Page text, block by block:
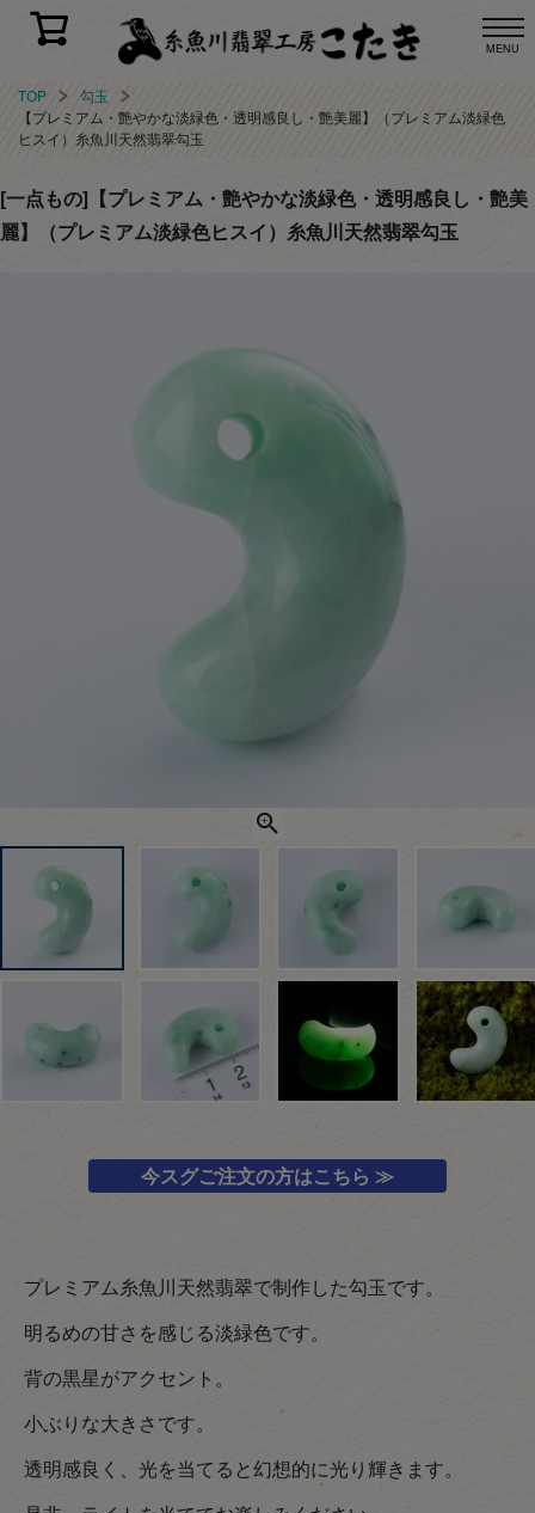
MENU
TOP
勾玉
【プレミアム・艶やかな淡緑色・透明感良し・艶美麗】（プレミアム淡緑色
ヒスイ）糸魚川天然翡翠勾玉
[一点もの]【プレミアム・艶やかな淡緑色・透明感良し・艶美
麗】（プレミアム淡緑色ヒスイ）糸魚川天然翡翠勾玉
今スグご注文の方はこちら ≫
プレミアム糸魚川天然翡翠で制作した勾玉です。
明るめの甘さを感じる淡緑色です。
背の黒星がアクセント。
小ぶりな大きさです。
透明感良く、光を当てると幻想的に光り輝きます。